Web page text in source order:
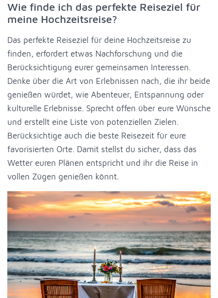
Wie finde ich das perfekte Reiseziel für
meine Hochzeitsreise?
Das perfekte Reiseziel für deine Hochzeitsreise zu
finden, erfordert etwas Nachforschung und die
Berücksichtigung eurer gemeinsamen Interessen.
Denke über die Art von Erlebnissen nach, die ihr beide
genießen würdet, wie Abenteuer, Entspannung oder
kulturelle Erlebnisse. Sprecht offen über eure Wünsche
und erstellt eine Liste von potenziellen Zielen.
Berücksichtige auch die beste Reisezeit für eure
favorisierten Orte. Damit stellst du sicher, dass das
Wetter euren Plänen entspricht und ihr die Reise in
vollen Zügen genießen könnt.